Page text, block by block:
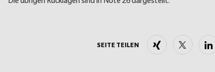
SEITE TEILEN Xing